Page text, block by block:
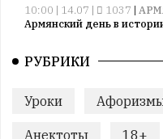
Геворкян
10:00 | 14.07 |
1037 |
Армянский день в
Все праздники. 14 июль
Воскресенье. 14 июль
09:00 | 13.07 |
1008|
РУБРИКИ
Уроки
Анектоты 18+